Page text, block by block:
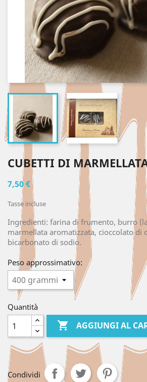
CUBETTI DI
7,50 €
Tasse incluse
Ingredienti: farina di frumento, burro
marmellata aromatizzata, cioccolato di
bicarbonato di sodio.
Peso approssimativo:
Quantità
 AGGIUNGI AL
Condividi